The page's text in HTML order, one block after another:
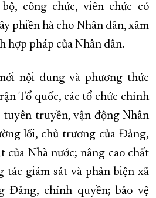
công chức, viên chức có
phiền hà cho Nhân dân, xâm
hợp pháp của Nhân dân.
nội dung và phương thức
Tổ quốc, các tổ chức chính
truyền, vận động Nhân
lối, chủ trương của Đảng,
của Nhà nước; nâng cao chất
tác giám sát và phản biện xã
Đảng, chính quyền; bảo vệ